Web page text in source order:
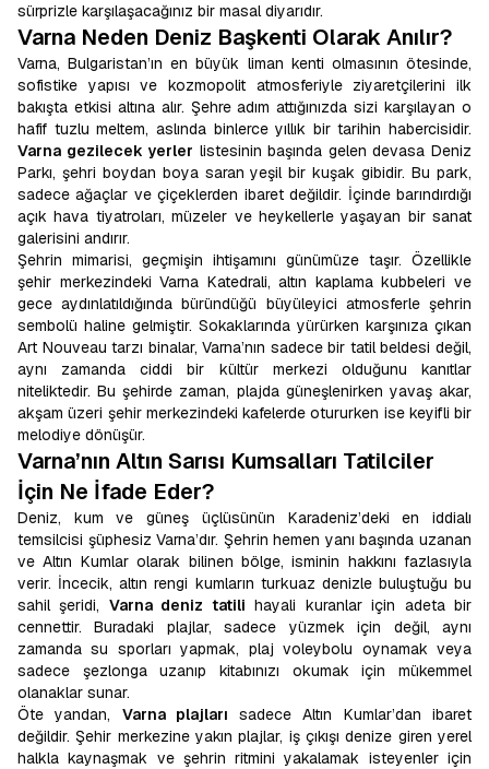
sürprizle karşılaşacağınız bir masal diyarıdır.
Varna Neden Deniz Başkenti Olarak Anılır?
Varna, Bulgaristan’ın en büyük liman kenti olmasının ötesinde,
sofistike yapısı ve kozmopolit atmosferiyle ziyaretçilerini ilk
bakışta etkisi altına alır. Şehre adım attığınızda sizi karşılayan o
hafif tuzlu meltem, aslında binlerce yıllık bir tarihin habercisidir.
Varna gezilecek yerler listesinin başında gelen devasa Deniz
Parkı, şehri boydan boya saran yeşil bir kuşak gibidir. Bu park,
sadece ağaçlar ve çiçeklerden ibaret değildir. İçinde barındırdığı
açık hava tiyatroları, müzeler ve heykellerle yaşayan bir sanat
galerisini andırır.
Şehrin mimarisi, geçmişin ihtişamını günümüze taşır. Özellikle
şehir merkezindeki Varna Katedrali, altın kaplama kubbeleri ve
gece aydınlatıldığında büründüğü büyüleyici atmosferle şehrin
sembolü haline gelmiştir. Sokaklarında yürürken karşınıza çıkan
Art Nouveau tarzı binalar, Varna’nın sadece bir tatil beldesi değil,
aynı zamanda ciddi bir kültür merkezi olduğunu kanıtlar
niteliktedir. Bu şehirde zaman, plajda güneşlenirken yavaş akar,
akşam üzeri şehir merkezindeki kafelerde otururken ise keyifli bir
melodiye dönüşür.
Varna’nın Altın Sarısı Kumsalları Tatilciler
İçin Ne İfade Eder?
Deniz, kum ve güneş üçlüsünün Karadeniz’deki en iddialı
temsilcisi şüphesiz Varna’dır. Şehrin hemen yanı başında uzanan
ve Altın Kumlar olarak bilinen bölge, isminin hakkını fazlasıyla
verir. İncecik, altın rengi kumların turkuaz denizle buluştuğu bu
sahil şeridi, Varna deniz tatili hayali kuranlar için adeta bir
cennettir. Buradaki plajlar, sadece yüzmek için değil, aynı
zamanda su sporları yapmak, plaj voleybolu oynamak veya
sadece şezlonga uzanıp kitabınızı okumak için mükemmel
olanaklar sunar.
Öte yandan, Varna plajları sadece Altın Kumlar’dan ibaret
değildir. Şehir merkezine yakın plajlar, iş çıkışı denize giren yerel
halkla kaynaşmak ve şehrin ritmini yakalamak isteyenler için